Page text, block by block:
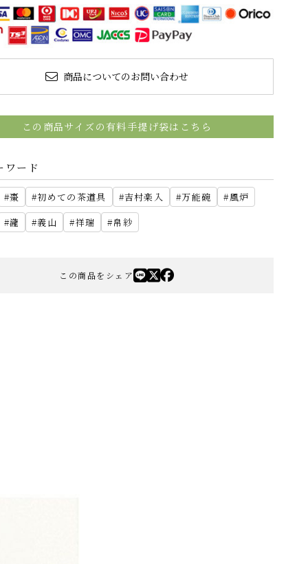
商品についてのお問い合わせ
この商品サイズの有料手提げ袋はこちら
ワード
棗 初めての茶道具 吉村楽入 万能碗
風炉
瀧 義山 祥瑞 帛紗
この商品をシェア